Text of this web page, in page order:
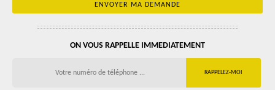
ON VOUS RAPPELLE IMMEDIATEMENT